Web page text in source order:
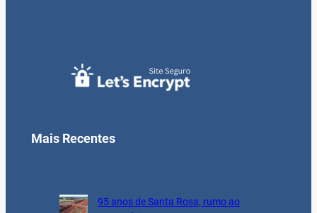
Mais Recentes
95 anos de Santa Rosa, rumo ao